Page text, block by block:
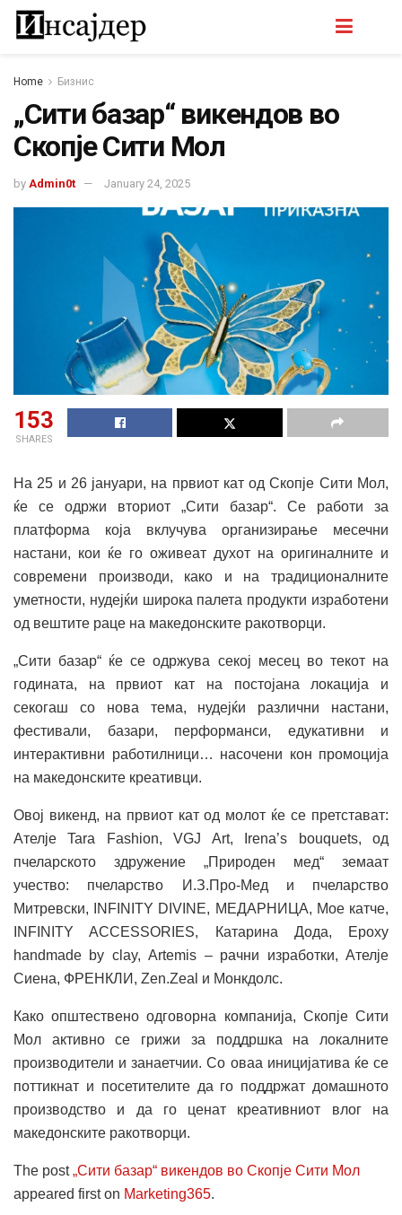
Home Бизнис
„Сити базар“ викендов во
Скопје Сити Мол
by Admin0t January 24, 2025
153
SHARES
На 25 и 26 јануари, на првиот кат од Скопје Сити Мол,
ќе се одржи вториот „Сити базар“. Се работи за
платформа која вклучува организирање месечни
настани, кои ќе го оживеат духот на оригиналните и
современи производи, како и на традиционалните
уметности, нудејќи широка палета продукти изработени
од вештите раце на македонските ракотворци.
„Сити базар“ ќе се одржува секој месец во текот на
годината, на првиот кат на постојана локација и
секогаш со нова тема, нудејќи различни настани,
фестивали, базари, перформанси, едукативни и
интерактивни работилници… насочени кон промоција
на македонските креативци.
Овој викенд, на првиот кат од молот ќе се претстават:
Ателје Tara Fashion, VGJ Art, Irena’s bouquets, од
пчеларското здружение „Природен мед“ земаат
учество: пчеларство И.З.Про-Мед и пчеларство
Митревски, INFINITY DIVINE, МЕДАРНИЦА, Мое катче,
INFINITY ACCESSORIES, Катарина Дода, Еpoxy
handmade by clay, Аrtemis – рачни изработки, Ателје
Сиена, ФРЕНКЛИ, Zen.Zeal и Монкдолс.
Како општествено одговорна компанија, Скопје Сити
Мол активно се грижи за поддршка на локалните
производители и занаетчии. Со оваа иницијатива ќе се
поттикнат и посетителите да го поддржат домашното
производство и да го ценат креативниот влог на
македонските ракотворци.
The post„Сити базар“ викендов во Скопје Сити Мол
appeared first on Marketing365.